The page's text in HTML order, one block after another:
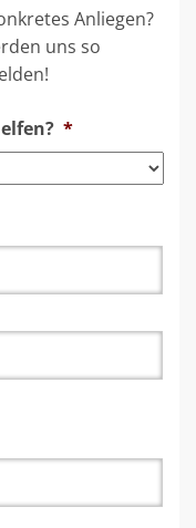
Anliegen?
uns so
*